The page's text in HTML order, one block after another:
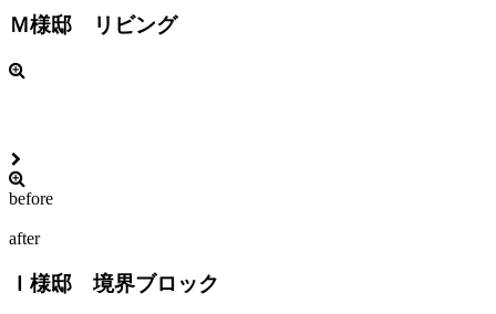
Ｍ様邸 リビング
before
after
Ｉ様邸 境界ブロック